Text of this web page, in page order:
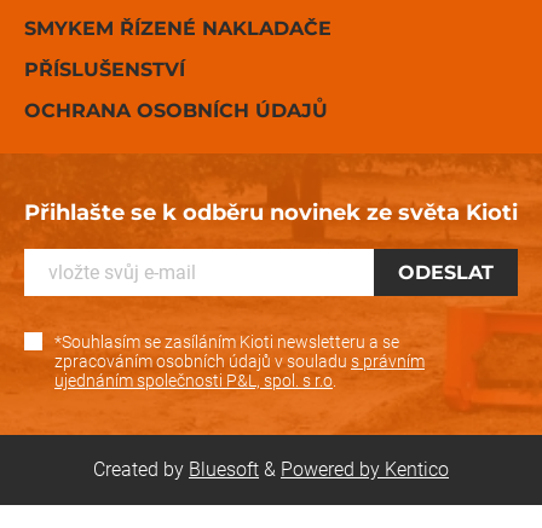
SMYKEM ŘÍZENÉ NAKLADAČE
PŘÍSLUŠENSTVÍ
OCHRANA OSOBNÍCH ÚDAJŮ
Přihlašte se k odběru novinek ze světa Kioti
*Souhlasím se zasíláním Kioti newsletteru a se
zpracováním osobních údajů v souladu s právním
ujednáním společnosti P&L, spol. s r.o
Created by Bluesoft & Powered by Kentico